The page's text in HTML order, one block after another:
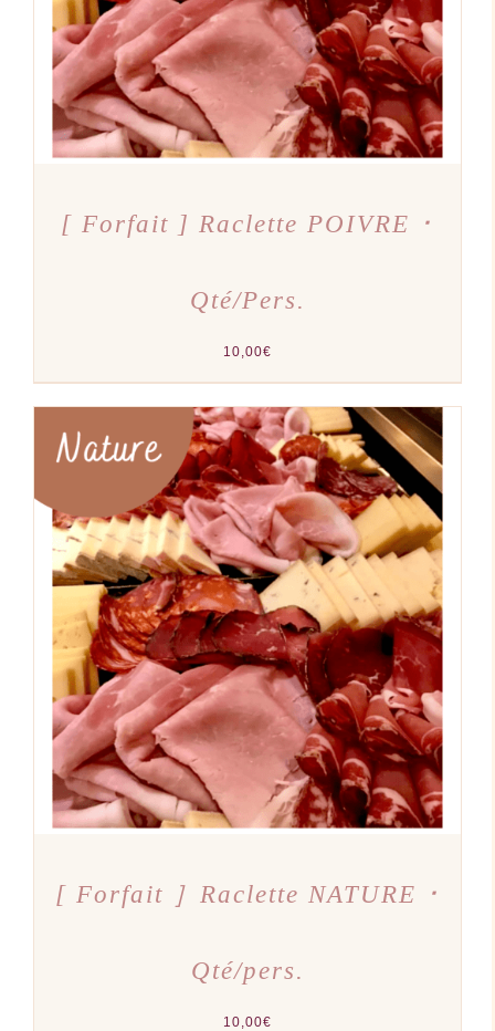
[ Forfait ] Raclette POIVRE ･
Qté/Pers.
10,00€
AJOUTER AU PANIER
/
DÉTAILS
[ Forfait ］Raclette NATURE ･
Qté/pers.
10,00€